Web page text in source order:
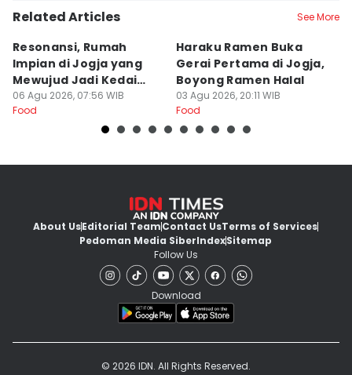
Related Articles See More
Resonansi, Rumah
Impian di Jogja yang
Mewujud Jadi Kedai
Ramen dan Burger
06 Agu 2026, 07:56 WIB
Food
Haraku Ramen Buka
Gerai Pertama di Jogja,
Boyong Ramen Halal
03 Agu 2026, 20:11 WIB
Food
About UsEditorial TeamContact UsTerms of Services
Pedoman Media SiberIndexSitemap
Follow Us
Download
© 2026 IDN. All Rights Reserved.